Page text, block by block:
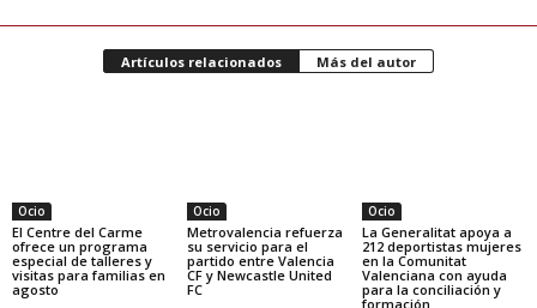
Artículos relacionados Más del autor
Ocio
El Centre del Carme
ofrece un programa
especial de talleres y
visitas para familias en
agosto
Ocio
Metrovalencia refuerza
su servicio para el
partido entre Valencia
CF y Newcastle United
FC
Ocio
La Generalitat apoya a
212 deportistas mujeres
en la Comunitat
Valenciana con ayuda
para la conciliación y
formación